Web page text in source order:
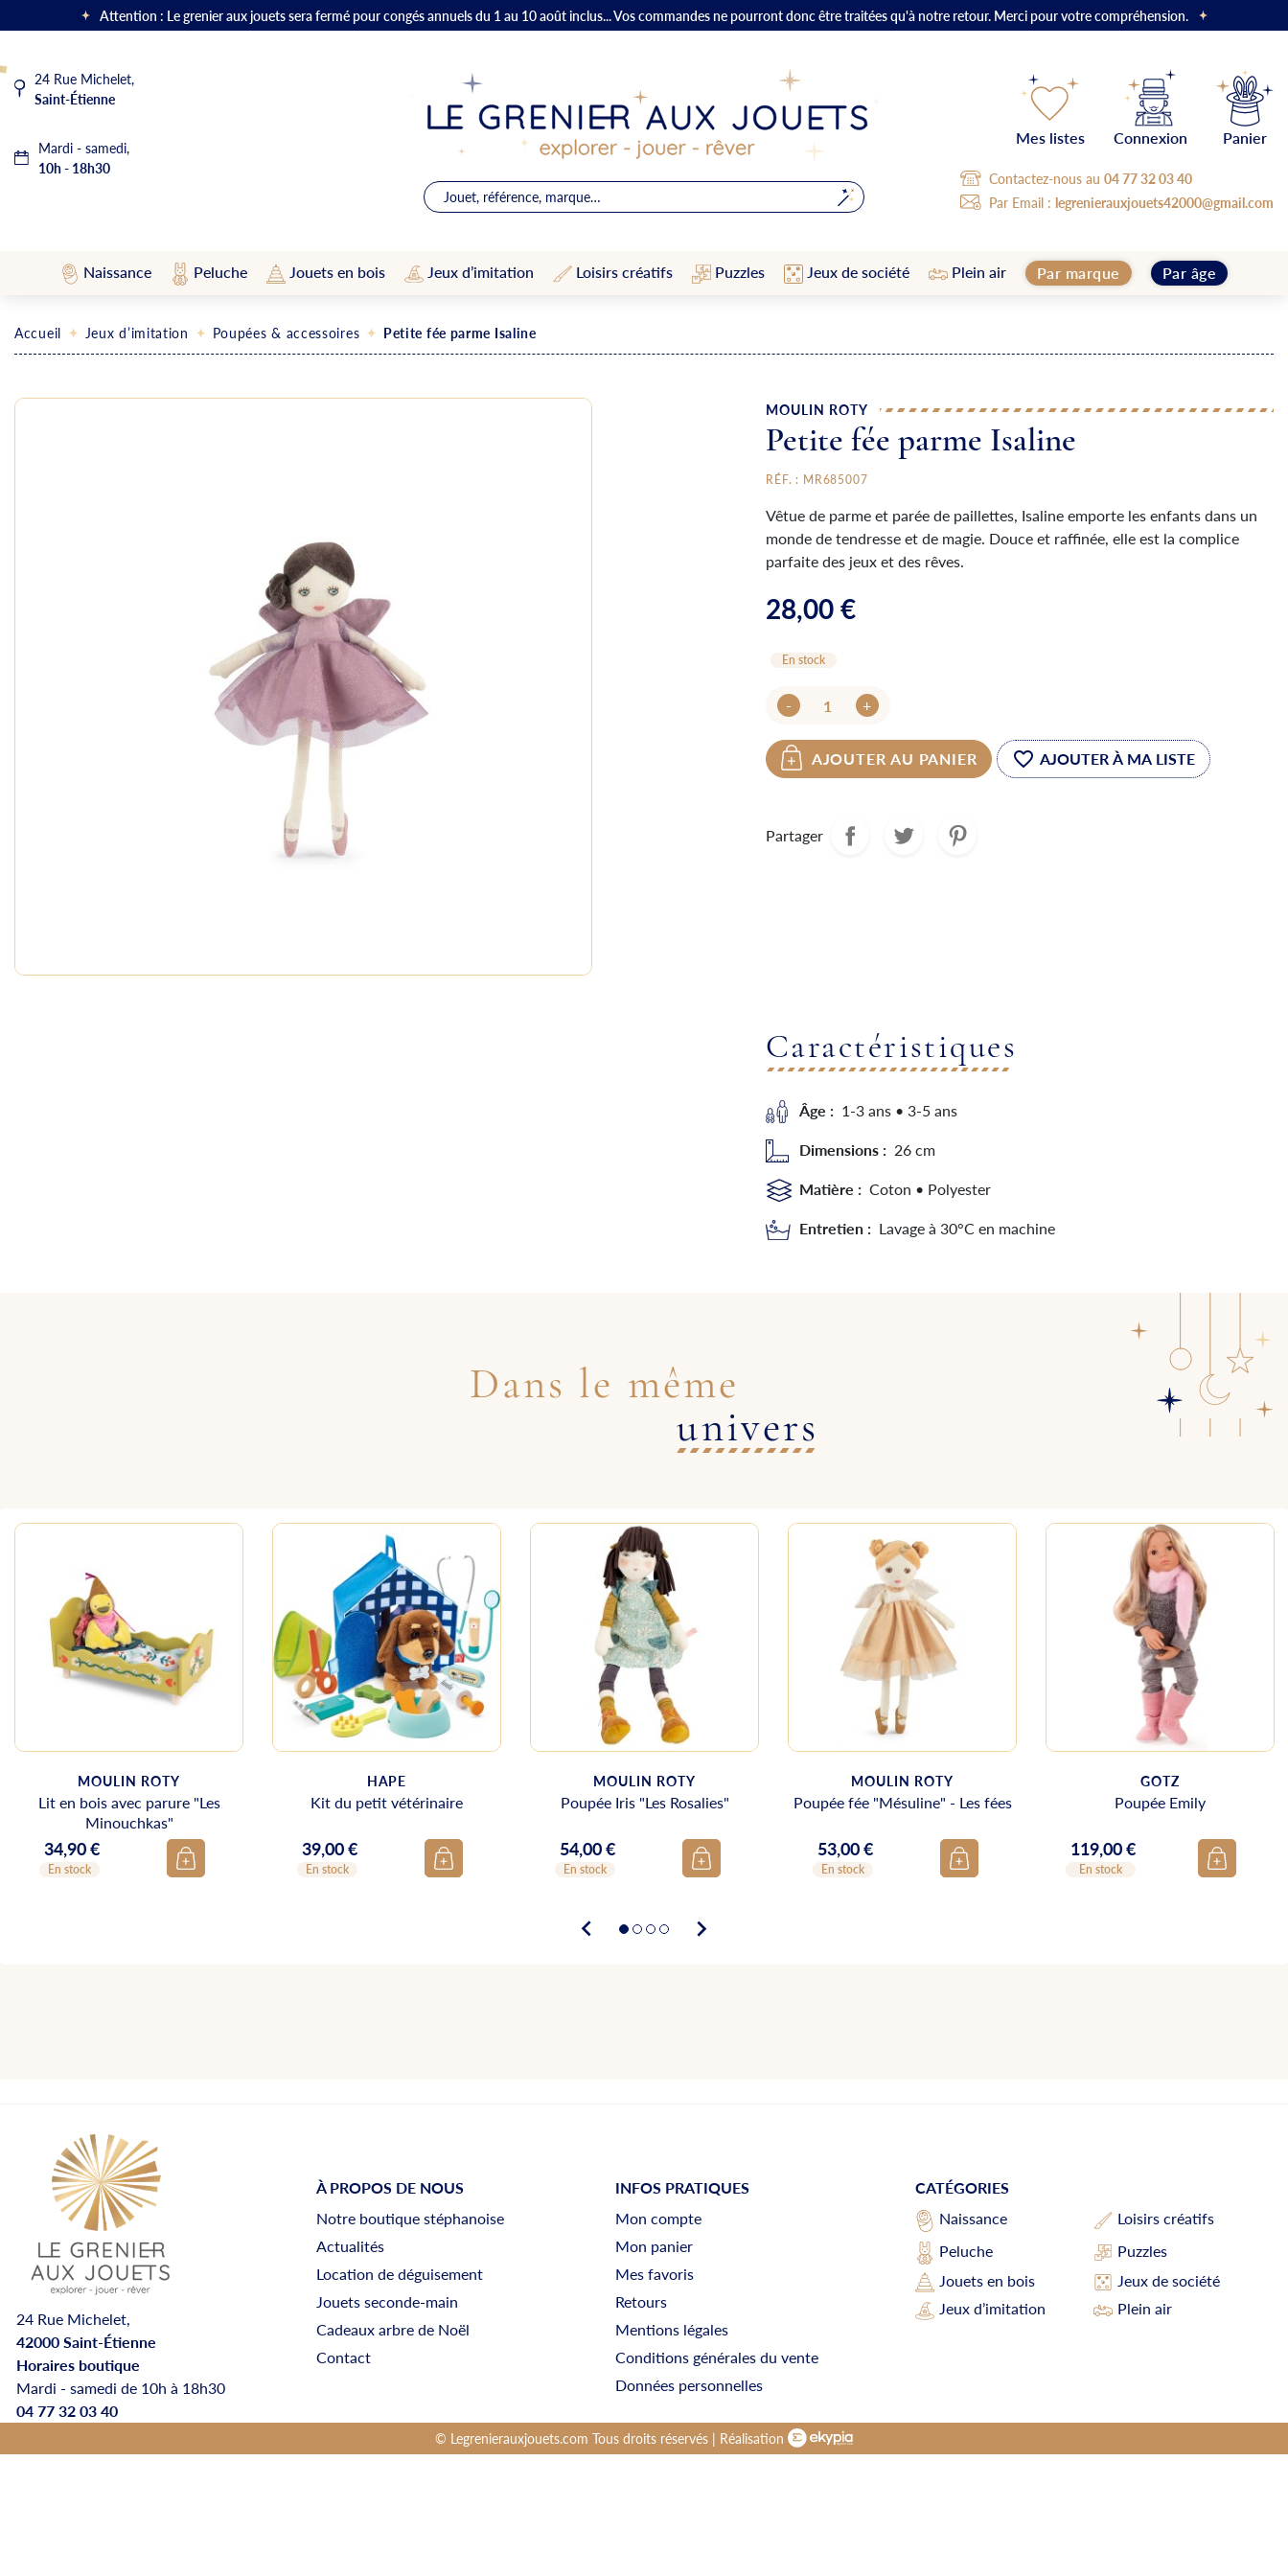
Attention : Le grenier aux jouets sera fermé pour congés annuels du 1 au 10 août inclus... Vos commandes ne pourront donc être traitées qu'à notre retour. Merci pour votre compréhension.
24 Rue Michelet,
Saint-Étienne
Mardi - samedi,
10h - 18h30
Mes listes Connexion Panier
Contactez-nous au 04 77 32 03 40
Par Email : legrenierauxjouets42000@gmail.com
Naissance Peluche Jouets en bois Jeux d’imitation Loisirs créatifs Puzzles Jeux de société Plein air Par marque Par âge
Accueil Jeux d’imitation Poupées & accessoires Petite fée parme Isaline
MOULIN ROTY
Petite fée parme Isaline
RÉF. : MR685007
Vêtue de parme et parée de paillettes, Isaline emporte les enfants dans un
monde de tendresse et de magie. Douce et raffinée, elle est la complice
parfaite des jeux et des rêves.
28,00 €
En stock
- +
AJOUTER AU PANIER favorite_border
Partager
Caractéristiques
Âge : 1-3 ans • 3-5 ans
Dimensions : 26 cm
Matière : Coton • Polyester
Entretien : Lavage à 30°C en machine
Dans le même
univers

MOULIN ROTY
Lit en bois avec parure "Les
Minouchkas"
Prix
34,90 €
En stock
HAPE
Kit du petit vétérinaire
Prix
39,00 €
En stock
MOULIN ROTY
Poupée Iris "Les Rosalies"
Prix
54,00 €
En stock
MOULIN ROTY
Poupée fée "Mésuline" - Les fées
Prix
53,00 €
En stock
GOTZ
Poupée Emily
Prix
119,00 €
En stock

24 Rue Michelet,
42000 Saint-Étienne
Horaires boutique
Mardi - samedi de 10h à 18h30
04 77 32 03 40
À PROPOS DE NOUS
Notre boutique stéphanoise
Actualités
Location de déguisement
Jouets seconde-main
Cadeaux arbre de Noël
Contact
INFOS PRATIQUES
Mon compte
Mon panier
Mes favoris
Retours
Mentions légales
Conditions générales du vente
Données personnelles
CATÉGORIES
Naissance
Loisirs créatifs
Peluche
Puzzles
Jouets en bois
Jeux de société
Jeux d’imitation
Plein air
© Legrenierauxjouets.com Tous droits réservés | Réalisation